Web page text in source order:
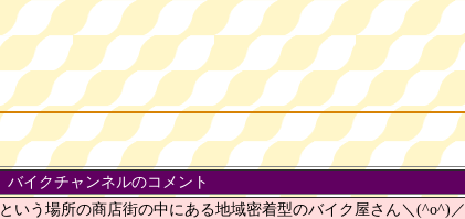
バイクチャンネルのコメント
いう場所の商店街の中にある地域密着型のバイク屋さん＼(^o^)／